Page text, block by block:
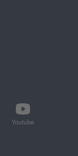
Youtube
öffnet
in